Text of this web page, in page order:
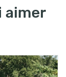
aimer